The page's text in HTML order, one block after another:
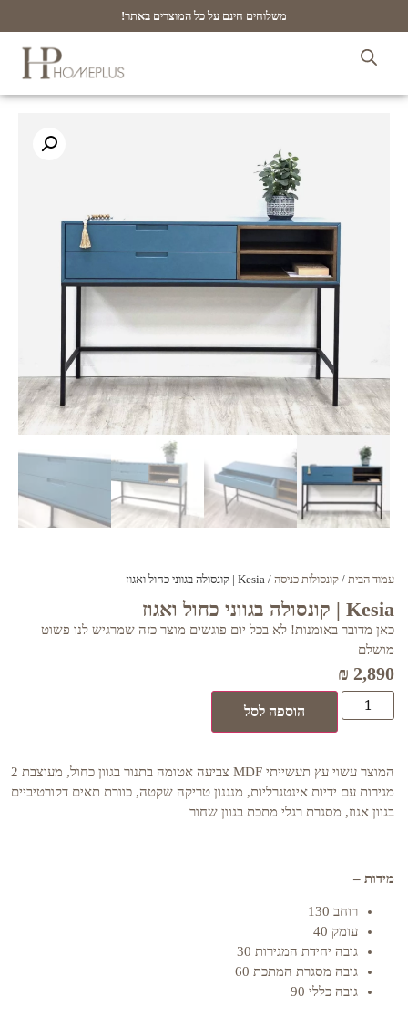
משלוחים חינם על כל המוצרים באתר!
עמוד הבית / קונסולות כניסה / Kesia | קונסולה בגווני כחול ואגוז
Kesia | קונסולה בגווני כחול ואגוז
כאן מדובר באומנות! לא בכל יום פוגשים מוצר כזה שמרגיש לנו פשוט
מושלם
₪ 2,890
הוספה לסל
המוצר עשוי עץ תעשייתי MDF צביעה אטומה בתנור בגוון כחול, מעוצבת 2
מגירות עם ידיות אינטגרליות, מנגנון טריקה שקטה, כוורת תאים דקורטיביים
בגוון אגוז, מסגרת רגלי מתכת בגוון שחור
מידות –
רוחב 130
עומק 40
גובה יחידת המגירות 30
גובה מסגרת המתכת 60
גובה כללי 90